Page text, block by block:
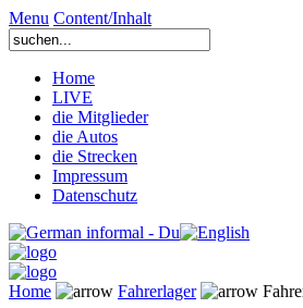
Menu Content/Inhalt
Home
LIVE
die Mitglieder
die Autos
die Strecken
Impressum
Datenschutz
Home Fahrerlager